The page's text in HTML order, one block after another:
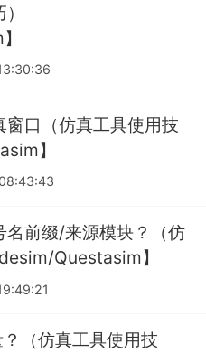
口（仿真工具使用技
】
名前缀/来源模块？（仿
Questasim】
（仿真工具使用技